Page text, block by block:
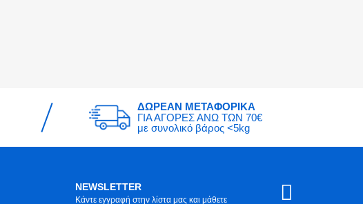
ΔΩΡΕΑΝ ΜΕΤΑΦΟΡΙΚΑ
ΓΙΑ ΑΓΟΡΕΣ ΑΝΩ ΤΩΝ 70€
με συνολικό βάρος <5kg
NEWSLETTER
Κάντε εγγραφή στην λίστα μας και μάθετε